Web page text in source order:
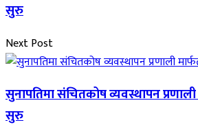
सुरु
Next Post
सुनापतिमा संचितकोष व्यवस्थापन
सुरु